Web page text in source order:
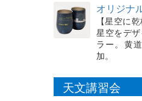
オリジナ
【星空に
星空をデ
ラー。黄
加。
天文講習会